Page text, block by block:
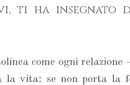
ti ha insegnato
come ogni
la vita: se non porta la